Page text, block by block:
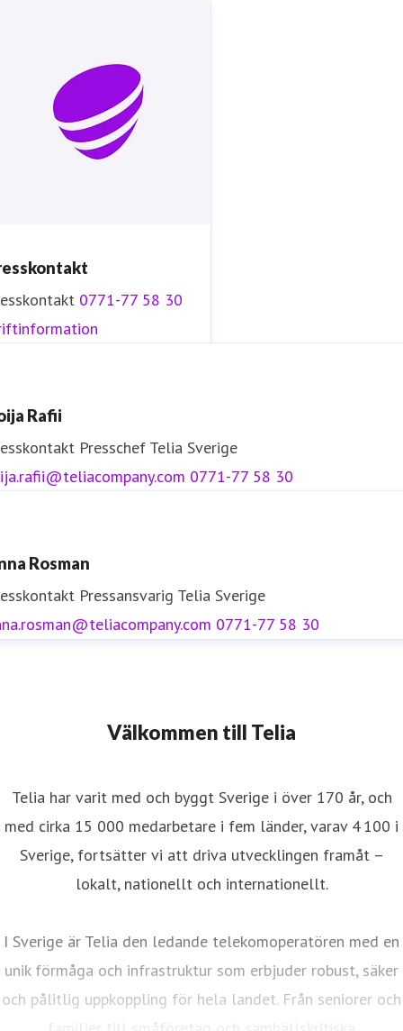
0771-77 58 30
Rafii
Presschef Telia Sverige
0771-77 58 30
Rosman
Pressansvarig Telia Sverige
0771-77 58 30
Välkommen till Telia
Telia har varit med och byggt Sverige i över 170 år, och
med cirka 15 000 medarbetare i fem länder, varav 4 100 i
Sverige, fortsätter vi att driva utvecklingen framåt –
lokalt, nationellt och internationellt.
I Sverige är Telia den ledande telekomoperatören med en
unik förmåga och infrastruktur som erbjuder robust, säker
och pålitlig uppkoppling för hela landet. Från seniorer och